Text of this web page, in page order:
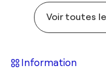
Voir toutes
Information